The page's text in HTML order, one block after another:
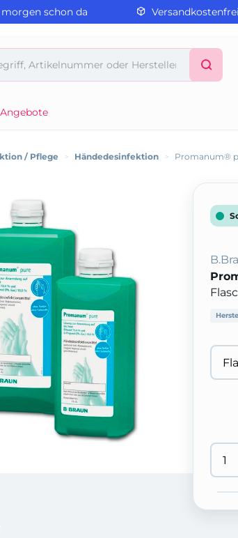
schon da
Angebote
/ Pflege > Händedesinfektion > Promanum®